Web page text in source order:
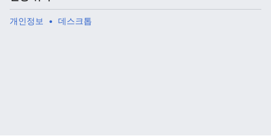
개인정보 데스크톱